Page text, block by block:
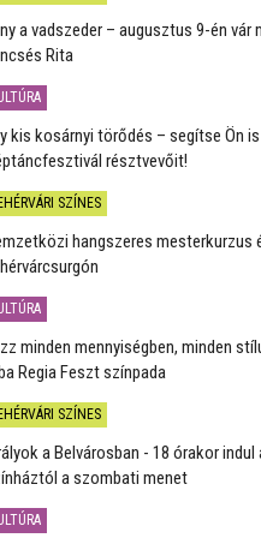
a vadszeder – augusztus 9-én vár
Rita
kis kosárnyi törődés – segítse Ön
résztvevőit!
SZÍNES
hangszeres mesterkurzus
minden mennyiségben, minden
Regia Feszt színpada
SZÍNES
a Belvárosban - 18 órakor
a szombati menet